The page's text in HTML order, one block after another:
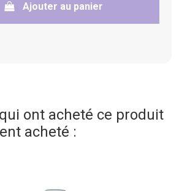
Ajouter au panier
ont acheté ce produit
acheté :